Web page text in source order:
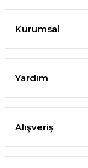
Kurumsal
Yardım
Alışveriş